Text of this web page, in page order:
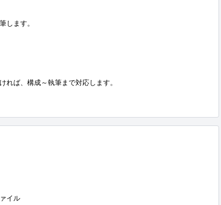
します。
れば、構成～執筆まで対応します。
イル